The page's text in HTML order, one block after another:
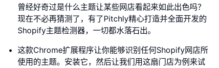
曾经好奇过是什么主题让某些网店看起来如此出色吗？
现在不必再猜测了，有了Pitchly精心打造并全面开发的
Shopify主题检测器，一切都水落石出。
这款Chrome扩展程序让你能够识别任何Shopify网店所
使用的主题。安装它，然后让我们用这扇门店为例来试